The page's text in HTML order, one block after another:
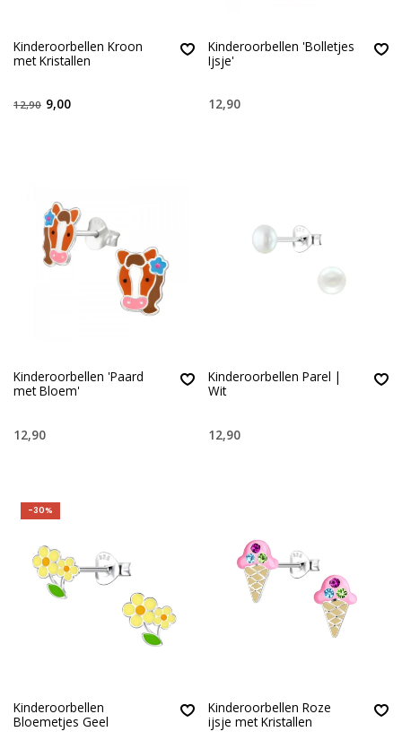
Kinderoorbellen Kroon
met Kristallen
12,90 9,00
Kinderoorbellen 'Bolletjes
Ijsje'
12,90
Kinderoorbellen 'Paard
met Bloem'
12,90
Kinderoorbellen Parel |
Wit
12,90
-30%
Kinderoorbellen
Bloemetjes Geel
Kinderoorbellen Roze
ijsje met Kristallen